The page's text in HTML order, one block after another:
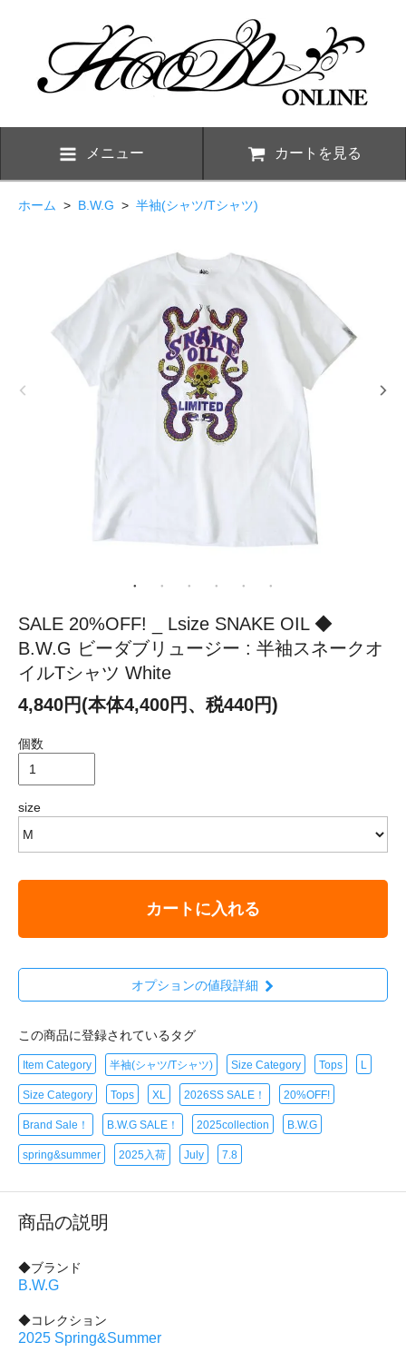
メニュー カートを見る
ホーム > B.W.G > 半袖(シャツ/Tシャツ)
SALE 20%OFF! _ Lsize SNAKE OIL ◆
B.W.G ビーダブリュージー : 半袖スネークオ
イルTシャツ White
4,840円(本体4,400円、税440円)
個数
size
カートに入れる
オプションの値段詳細
この商品に登録されているタグ
Item Category 半袖(シャツ/Tシャツ) Size Category Tops L
Size Category Tops XL 2026SS SALE！ 20%OFF!
Brand Sale！ B.W.G SALE！ 2025collection B.W.G
spring&summer 2025入荷 July 7.8
商品の説明
◆ブランド
B.W.G
◆コレクション
2025 Spring&Summer